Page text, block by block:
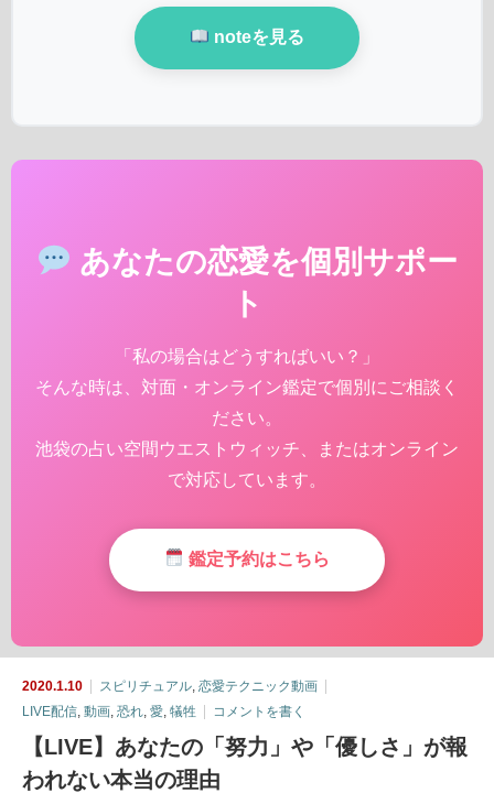
noteを見る
あなたの恋愛を個別サポー
ト
「私の場合はどうすればいい？」
そんな時は、対面・オンライン鑑定で個別にご相談く
ださい。
池袋の占い空間ウエストウィッチ、またはオンライン
で対応しています。
鑑定予約はこちら
2020.1.10 スピリチュアル 恋愛テクニック動画
LIVE配信 動画 恐れ 愛 犠牲 コメントを書く
【LIVE】あなたの「努力」や「優しさ」が報
われない本当の理由